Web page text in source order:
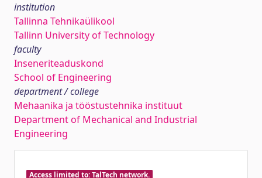
institution
Tallinna Tehnikaülikool
Tallinn University of Technology
faculty
Inseneriteaduskond
School of Engineering
department / college
Mehaanika ja tööstustehnika instituut
Department of Mechanical and Industrial
Engineering
Access limited to: TalTech network.